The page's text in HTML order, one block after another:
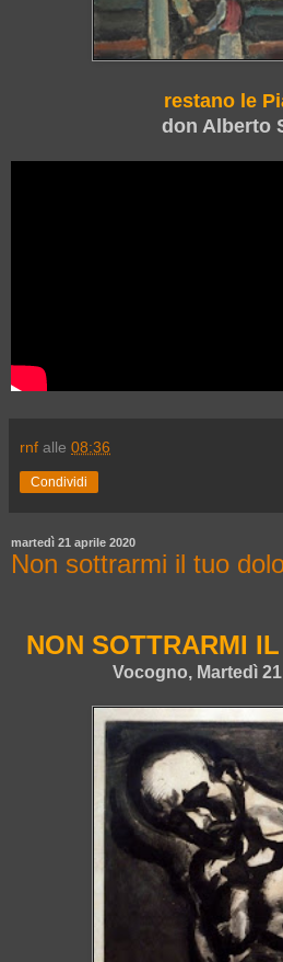
restano le
don Alberto
rnf alle 08:36
Condividi
martedì 21 aprile 2020
Non sottrarmi il tuo
NON SOTTRARMI
Vocogno, Martedì